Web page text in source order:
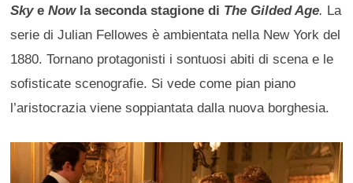
SkyeNowla seconda stagione di The Gilded Age. La
serie di Julian Fellowes è ambientata nella New York del
1880. Tornano protagonisti i sontuosi abiti di scena e le
sofisticate scenografie. Si vede come pian piano
l’aristocrazia viene soppiantata dalla nuova borghesia.